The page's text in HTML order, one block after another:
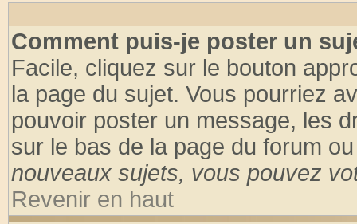
Comment puis-je poster un
Facile, cliquez sur le bouton
la page du sujet. Vous pourriez
pouvoir poster un message, les
sur le bas de la page du forum
nouveaux sujets, vous pouvez
Revenir en haut